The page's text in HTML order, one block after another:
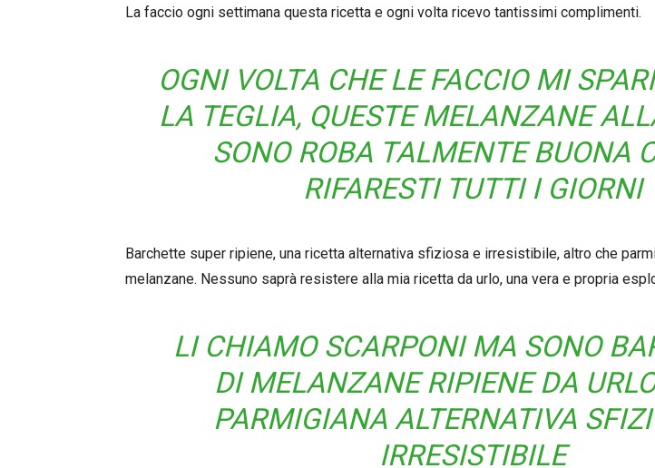
La faccio ogni settimana questa ricetta e ogni volta ricevo tantissimi complimenti.
OGNI VOLTA CHE LE FACCIO MI
LA TEGLIA, QUESTE MELANZANE
SONO ROBA TALMENTE BUONA
RIFARESTI TUTTI I GIORNI
Barchette super ripiene, una ricetta alternativa sfiziosa e irresistibile, altro che
melanzane. Nessuno saprà resistere alla mia ricetta da urlo, una vera e propria
LI CHIAMO SCARPONI MA SONO
DI MELANZANE RIPIENE DA
PARMIGIANA ALTERNATIVA
IRRESISTIBILE